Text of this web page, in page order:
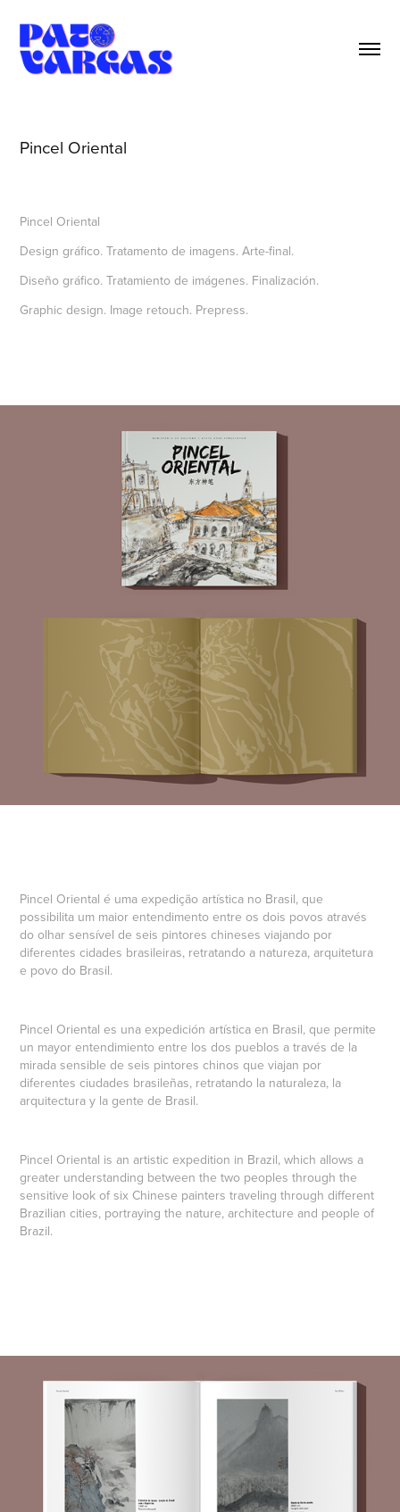
Pincel Oriental
Pincel Oriental
Design gráfico. Tratamento de imagens. Arte-final.
Diseño gráfico. Tratamiento de imágenes. Finalización.
Graphic design. Image retouch. Prepress.
Pincel Oriental é uma expedição artística no Brasil, que
possibilita um maior entendimento entre os dois povos através
do olhar sensível de seis pintores chineses viajando por
diferentes cidades brasileiras, retratando a natureza, arquitetura
e povo do Brasil.
Pincel Oriental es una expedición artística en Brasil, que permite
un mayor entendimiento entre los dos pueblos a través de la
mirada sensible de seis pintores chinos que viajan por
diferentes ciudades brasileñas, retratando la naturaleza, la
arquitectura y la gente de Brasil.
Pincel Oriental is an artistic expedition in Brazil, which allows a
greater understanding between the two peoples through the
sensitive look of six Chinese painters traveling through different
Brazilian cities, portraying the nature, architecture and people of
Brazil.